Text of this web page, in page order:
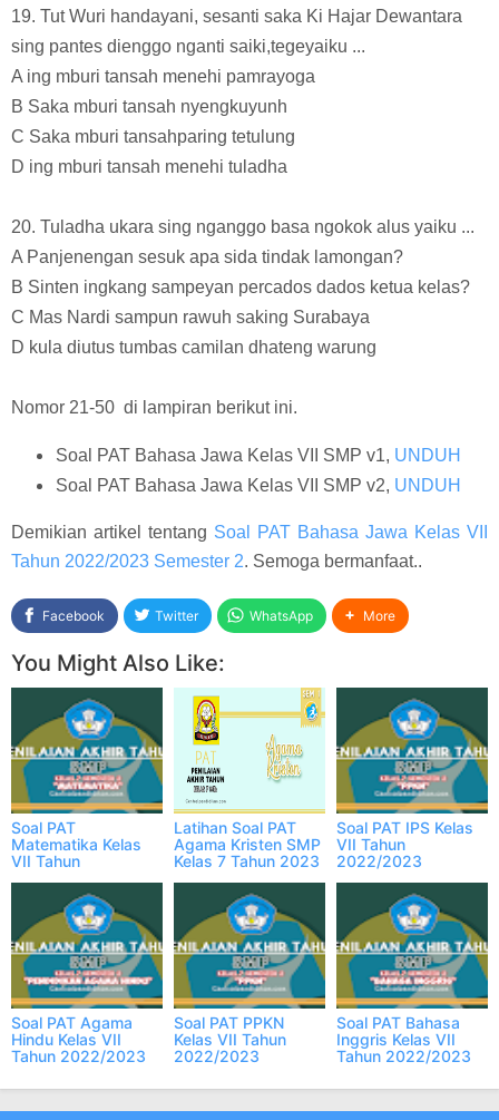
19. Tut Wuri handayani, sesanti saka Ki Hajar Dewantara
sing pantes dienggo nganti saiki,tegeyaiku ...
A ing mburi tansah menehi pamrayoga
B Saka mburi tansah nyengkuyunh
C Saka mburi tansahparing tetulung
D ing mburi tansah menehi tuladha
20. Tuladha ukara sing nganggo basa ngokok alus yaiku ...
A Panjenengan sesuk apa sida tindak lamongan?
B Sinten ingkang sampeyan percados dados ketua kelas?
C Mas Nardi sampun rawuh saking Surabaya
D kula diutus tumbas camilan dhateng warung
Nomor 21-50 di lampiran berikut ini.
Soal PAT Bahasa Jawa Kelas VII SMP v1, UNDUH
Soal PAT Bahasa Jawa Kelas VII SMP v2, UNDUH
Demikian artikel tentang Soal PAT Bahasa Jawa Kelas VII
Tahun 2022/2023 Semester 2. Semoga bermanfaat..
Facebook Twitter WhatsApp More
You Might Also Like:
Soal PAT
Matematika Kelas
VII Tahun
Semester 2
Latihan Soal PAT
Agama Kristen SMP
Kelas 7 Tahun 2023
Soal PAT IPS Kelas
VII Tahun
2022/2023
Soal PAT Agama
Hindu Kelas VII
Tahun 2022/2023
Soal PAT PPKN
Kelas VII Tahun
2022/2023
Soal PAT Bahasa
Inggris Kelas VII
Tahun 2022/2023